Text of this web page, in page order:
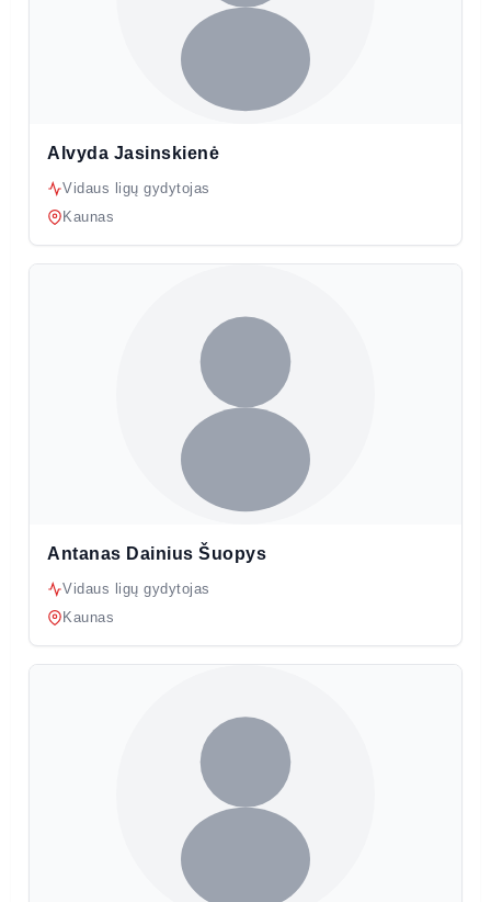
Alvyda Jasinskienė
Vidaus ligų gydytojas
Kaunas
Antanas Dainius Šuopys
Vidaus ligų gydytojas
Kaunas